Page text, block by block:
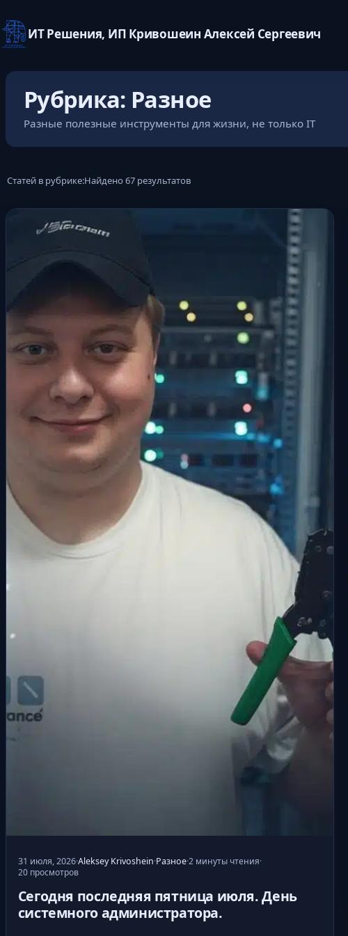
к
содержимому
ИТ Решения, ИП Кривошеин Алексей Сергеевич
Рубрика: Разное
Разные полезные инструменты для жизни, не только IT
Статей в рубрике:Найдено 67 результатов
31 июля, 2026·Aleksey Krivoshein·Разное·2 минуты чтения·
20 просмотров
Сегодня последняя пятница июля. День
системного администратора.